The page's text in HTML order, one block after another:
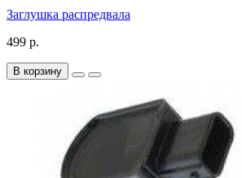
Заглушка распредвала
499 р.
В корзину